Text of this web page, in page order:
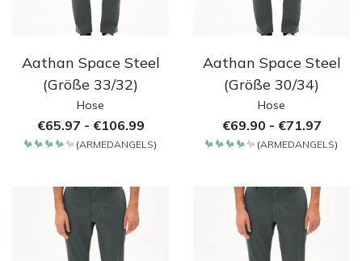
Aathan Space Steel
(Größe 33/32)
Hose
€65.97 - €106.99
(ARMEDANGELS)
Aathan Space Steel
(Größe 30/34)
Hose
€69.90 - €71.97
(ARMEDANGELS)